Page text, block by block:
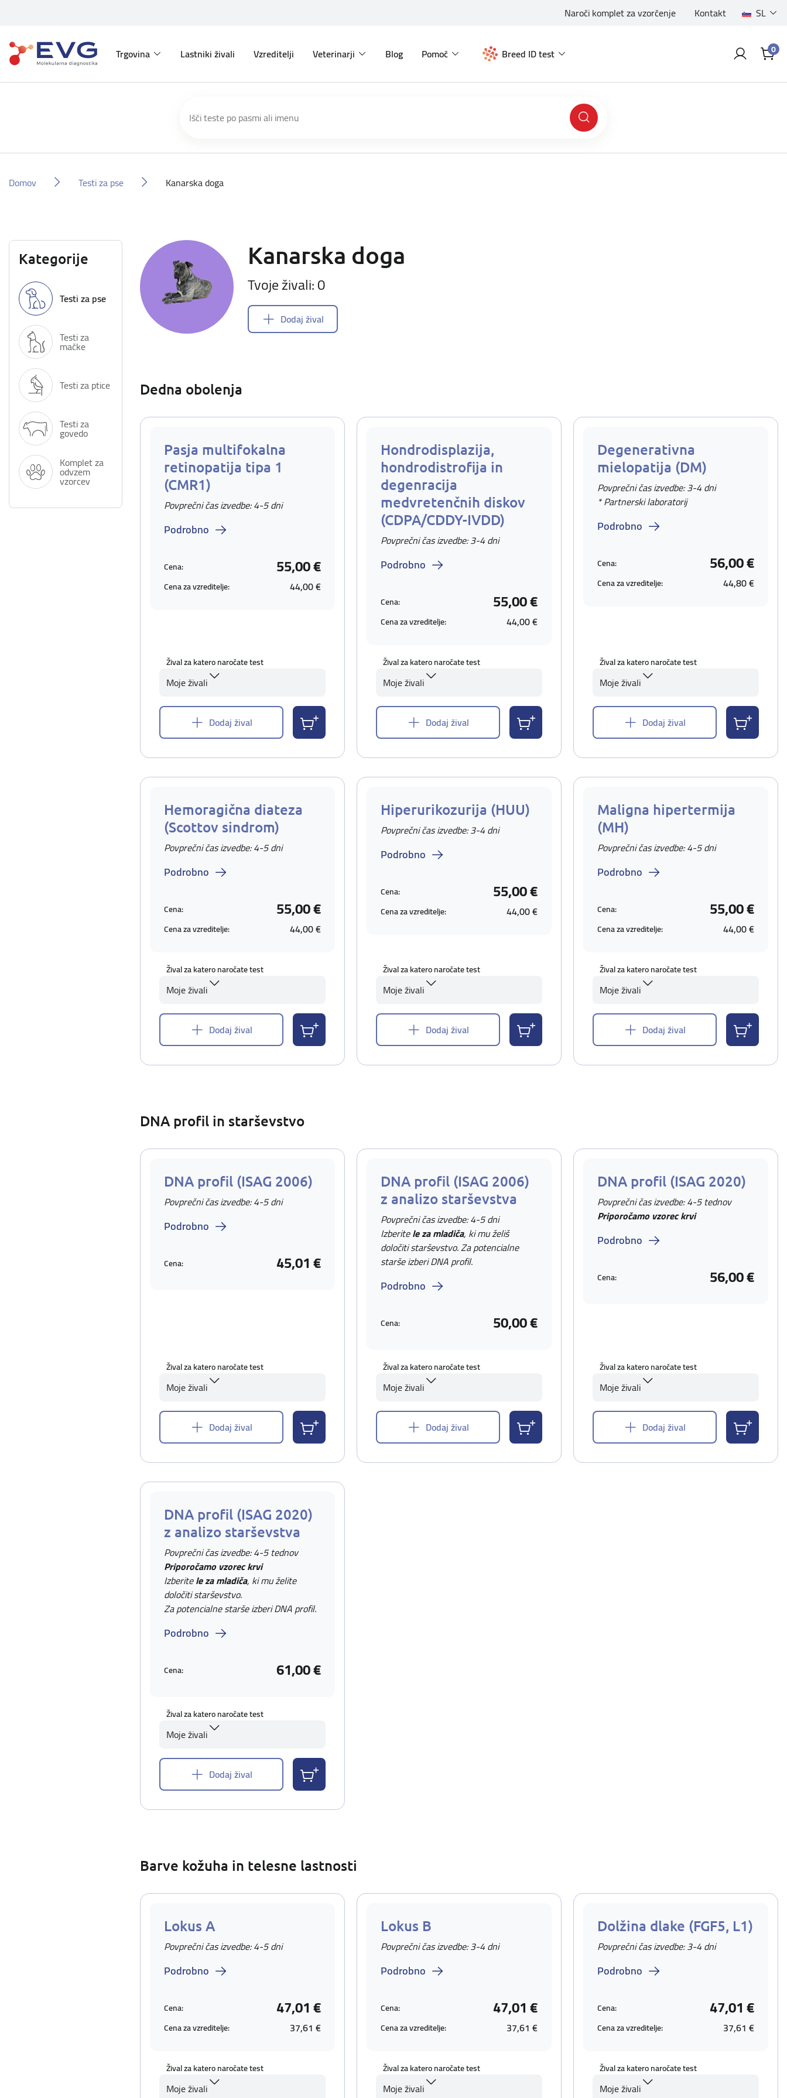
Naroči komplet za vzorčenje Kontakt SL
Trgovina Lastniki živali Vzreditelji Veterinarji Blog Pomoč Breed ID test 0
Domov Testi za pse Kanarska doga
Kategorije
Testi za pse
Testi za
mačke
Testi za ptice
Testi za
govedo
Komplet za
odvzem
vzorcev
Kanarska doga
Tvoje živali: 0
Dodaj žival
Dedna obolenja
Pasja multifokalna
retinopatija tipa 1
(CMR1)
Povprečni čas izvedbe: 4-5 dni
Podrobno
Cena: 55,00 €
Cena za vzreditelje: 44,00 €
Žival za katero naročate test
Moje živali
Dodaj žival
Hondrodisplazija,
hondrodistrofija in
degenracija
medvretenčnih diskov
(CDPA/CDDY-IVDD)
Povprečni čas izvedbe: 3-4 dni
Podrobno
Cena: 55,00 €
Cena za vzreditelje: 44,00 €
Žival za katero naročate test
Moje živali
Dodaj žival
Degenerativna
mielopatija (DM)
Povprečni čas izvedbe: 3-4 dni
* Partnerski laboratorij
Podrobno
Cena: 56,00 €
Cena za vzreditelje: 44,80 €
Žival za katero naročate test
Moje živali
Dodaj žival
Hemoragična diateza
(Scottov sindrom)
Povprečni čas izvedbe: 4-5 dni
Podrobno
Cena: 55,00 €
Cena za vzreditelje: 44,00 €
Žival za katero naročate test
Moje živali
Dodaj žival
Hiperurikozurija (HUU)
Povprečni čas izvedbe: 3-4 dni
Podrobno
Cena: 55,00 €
Cena za vzreditelje: 44,00 €
Žival za katero naročate test
Moje živali
Dodaj žival
Maligna hipertermija
(MH)
Povprečni čas izvedbe: 4-5 dni
Podrobno
Cena: 55,00 €
Cena za vzreditelje: 44,00 €
Žival za katero naročate test
Moje živali
Dodaj žival
DNA profil in starševstvo
DNA profil (ISAG 2006)
Povprečni čas izvedbe: 4-5 dni
Podrobno
Cena: 45,01 €
Žival za katero naročate test
Moje živali
Dodaj žival
DNA profil (ISAG 2006)
z analizo starševstva
Povprečni čas izvedbe: 4-5 dni
Izberitele za mladiča, ki mu želiš
določiti starševstvo. Za potencialne
starše izberi DNA profil.
Podrobno
Cena: 50,00 €
Žival za katero naročate test
Moje živali
Dodaj žival
DNA profil (ISAG 2020)
Povprečni čas izvedbe: 4-5 tednov
Priporočamo vzorec krvi
Podrobno
Cena: 56,00 €
Žival za katero naročate test
Moje živali
Dodaj žival
DNA profil (ISAG 2020)
z analizo starševstva
Povprečni čas izvedbe: 4-5 tednov
Priporočamo vzorec krvi
Izberitele za mladiča, ki mu želite
določiti starševstvo.
Za potencialne starše izberi DNA profil.
Podrobno
Cena: 61,00 €
Žival za katero naročate test
Moje živali
Dodaj žival
Barve kožuha in telesne lastnosti
Lokus A
Povprečni čas izvedbe: 4-5 dni
Podrobno
Cena: 47,01 €
Cena za vzreditelje: 37,61 €
Žival za katero naročate test
Moje živali
Lokus B
Povprečni čas izvedbe: 3-4 dni
Podrobno
Cena: 47,01 €
Cena za vzreditelje: 37,61 €
Žival za katero naročate test
Moje živali
Dolžina dlake (FGF5, L1)
Povprečni čas izvedbe: 3-4 dni
Podrobno
Cena: 47,01 €
Cena za vzreditelje: 37,61 €
Žival za katero naročate test
Moje živali